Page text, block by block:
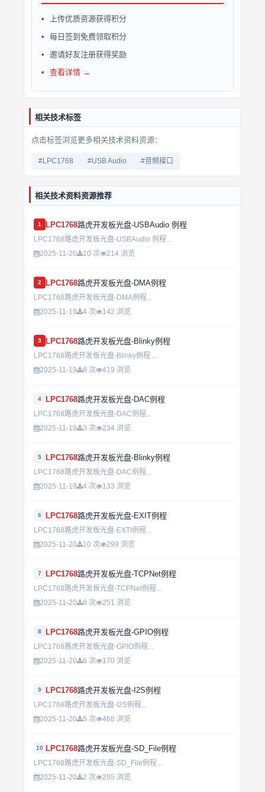
上传优质资源获得积分
每日签到免费领取积分
邀请好友注册获得奖励
查看详情 →
相关技术标签
点击标签浏览更多相关技术资料资源：
#LPC1768 #USB Audio #音频接口
相关技术资料资源推荐
1 LPC1768路虎开发板光盘-USBAudio 例程
LPC1768路虎开发板光盘-USBAudio 例程...
2025-11-20
10 次 214 浏览
2 LPC1768路虎开发板光盘-DMA例程
LPC1768路虎开发板光盘-DMA例程...
2025-11-19
4 次 142 浏览
3 LPC1768路虎开发板光盘-Blinky例程
LPC1768路虎开发板光盘-Blinky例程 ...
2025-11-19
8 次 419 浏览
4 LPC1768路虎开发板光盘-DAC例程
LPC1768路虎开发板光盘-DAC例程...
2025-11-19
3 次 234 浏览
5 LPC1768路虎开发板光盘-Blinky例程
LPC1768路虎开发板光盘-DAC例程...
2025-11-19
4 次 133 浏览
6 LPC1768路虎开发板光盘-EXIT例程
LPC1768路虎开发板光盘-EXTI例程...
2025-11-20
10 次 299 浏览
7 LPC1768路虎开发板光盘-TCPNet例程
LPC1768路虎开发板光盘-TCPNet例程...
2025-11-20
8 次 251 浏览
8 LPC1768路虎开发板光盘-GPIO例程
LPC1768路虎开发板光盘-GPIO例程...
2025-11-20
6 次 170 浏览
9 LPC1768路虎开发板光盘-I2S例程
LPC1768路虎开发板光盘-I2S例程...
2025-11-20
5 次 468 浏览
10 LPC1768路虎开发板光盘-SD_File例程
LPC1768路虎开发板光盘-SD_File例程...
2025-11-20
2 次 295 浏览